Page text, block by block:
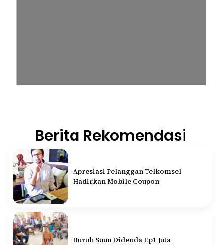
Berita Rekomendasi
Apresiasi Pelanggan Telkomsel
Hadirkan Mobile Coupon
Buruh Suun Didenda Rp1 Juta